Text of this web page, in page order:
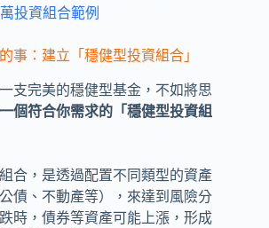
投資組合範例
事：建立「穩健型投資組合」
支完美的穩健型基金，不如將思
個符合你需求的「穩健型投資組
合，是透過配置不同類型的資產
債、不動產等），來達到風險分
時，債券等資產可能上漲，形成